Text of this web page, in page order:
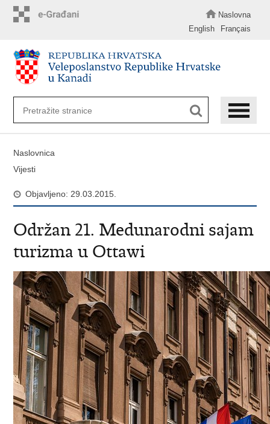
Naslovna
English
Français
Naslovnica
Vijesti
Objavljeno: 29.03.2015.
Održan 21. Medunarodni sajam
turizma u Ottawi